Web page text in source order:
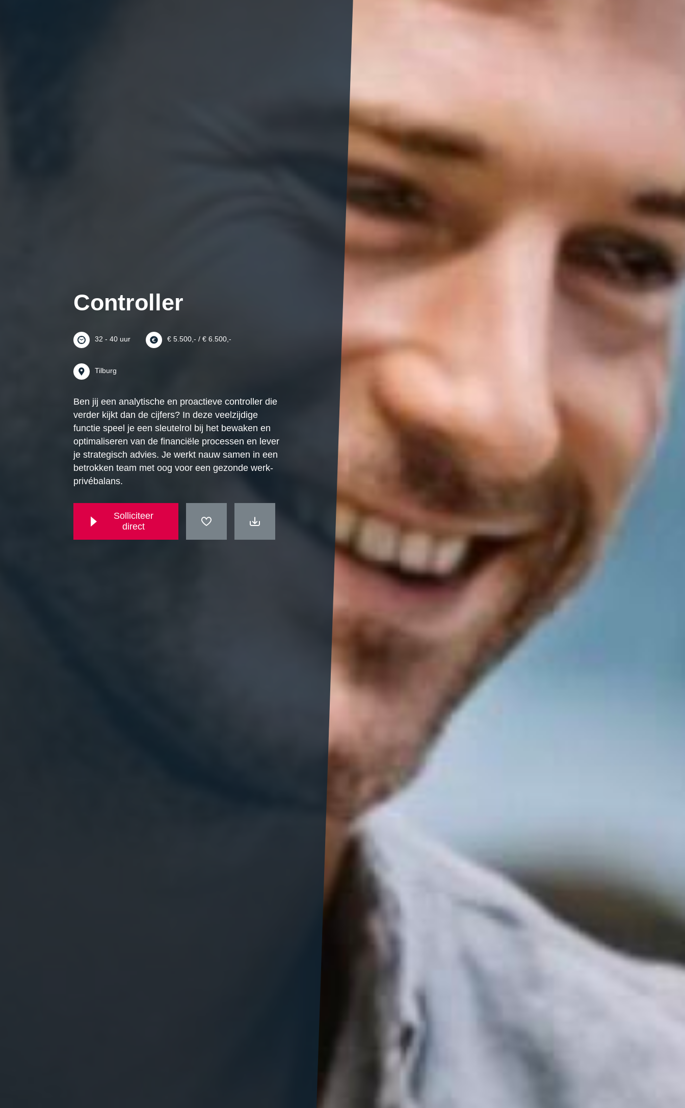
Controller
32 - 40 uur € 5.500,- / € 6.500,-
Tilburg
Ben jij een analytische en proactieve controller die
verder kijkt dan de cijfers? In deze veelzijdige
functie speel je een sleutelrol bij het bewaken en
optimaliseren van de financiële processen en lever
je strategisch advies. Je werkt nauw samen in een
betrokken team met oog voor een gezonde werk-
privébalans.
Solliciteer
direct